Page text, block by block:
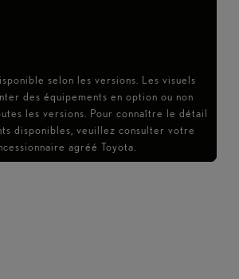
selon les versions. Les visuels
des équipements en option ou non
les versions. Pour connaître le détail
disponibles, veuillez consulter votre
agréé Toyota.